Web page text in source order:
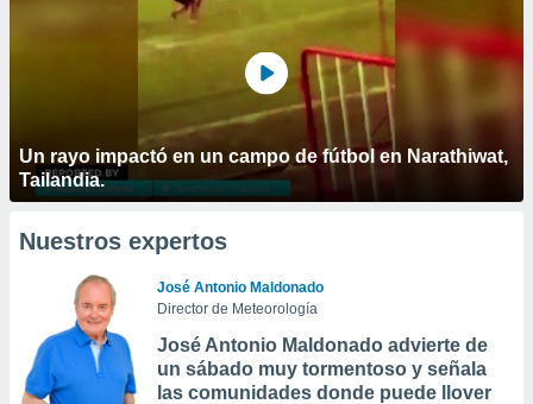
Un rayo impactó en un campo de fútbol en Narathiwat,
Tailandia.
Nuestros expertos
José Antonio Maldonado
Director de Meteorología
José Antonio Maldonado advierte de
un sábado muy tormentoso y señala
las comunidades donde puede llover